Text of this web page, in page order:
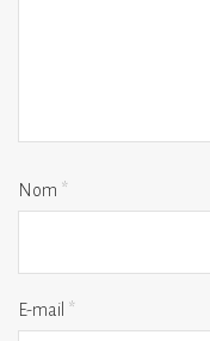
Nom *
E-mail *